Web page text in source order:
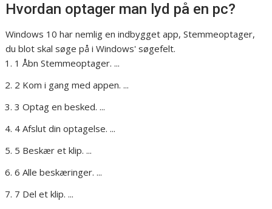
Hvordan optager man lyd på en pc?
Windows 10 har nemlig en indbygget app, Stemmeoptager,
du blot skal søge på i Windows' søgefelt.
1 Åbn Stemmeoptager. ...
2 Kom i gang med appen. ...
3 Optag en besked. ...
4 Afslut din optagelse. ...
5 Beskær et klip. ...
6 Alle beskæringer. ...
7 Del et klip. ...